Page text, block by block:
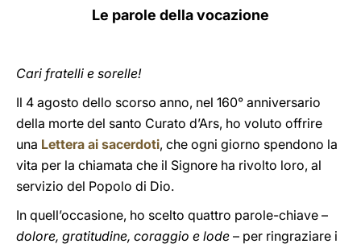
Le parole della vocazione
Cari fratelli e sorelle!
Il 4 agosto dello scorso anno, nel 160° anniversario
della morte del santo Curato d’Ars, ho voluto offrire
una Lettera ai sacerdoti, che ogni giorno spendono la
vita per la chiamata che il Signore ha rivolto loro, al
servizio del Popolo di Dio.
In quell’occasione, ho scelto quattro parole-chiave –
dolore, gratitudine, coraggio e lode – per ringraziare i